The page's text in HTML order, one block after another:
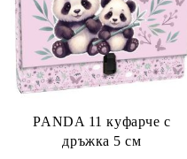
PANDA 11 куфарче с
дръжка 5 см